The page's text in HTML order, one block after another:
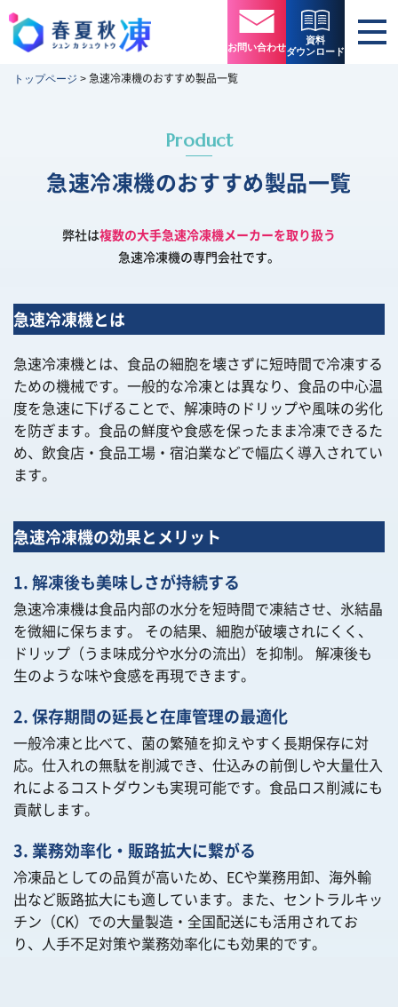
お問い合わせ
資料
ダウンロード
トップページ > 急速冷凍機のおすすめ製品一覧
Product
急速冷凍機のおすすめ製品一覧
弊社は複数の大手急速冷凍機メーカーを取り扱う
急速冷凍機の専門会社です。
急速冷凍機とは
急速冷凍機とは、食品の細胞を壊さずに短時間で冷凍する
ための機械です。一般的な冷凍とは異なり、食品の中心温
度を急速に下げることで、解凍時のドリップや風味の劣化
を防ぎます。食品の鮮度や食感を保ったまま冷凍できるた
め、飲食店・食品工場・宿泊業などで幅広く導入されてい
ます。
急速冷凍機の効果とメリット
1. 解凍後も美味しさが持続する
急速冷凍機は食品内部の水分を短時間で凍結させ、氷結晶
を微細に保ちます。 その結果、細胞が破壊されにくく、
ドリップ（うま味成分や水分の流出）を抑制。 解凍後も
生のような味や食感を再現できます。
2. 保存期間の延長と在庫管理の最適化
一般冷凍と比べて、菌の繁殖を抑えやすく長期保存に対
応。仕入れの無駄を削減でき、仕込みの前倒しや大量仕入
れによるコストダウンも実現可能です。食品ロス削減にも
貢献します。
3. 業務効率化・販路拡大に繋がる
冷凍品としての品質が高いため、ECや業務用卸、海外輸
出など販路拡大にも適しています。また、セントラルキッ
チン（CK）での大量製造・全国配送にも活用されてお
り、人手不足対策や業務効率化にも効果的です。